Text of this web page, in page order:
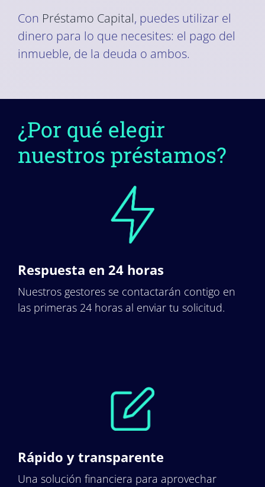
Con Préstamo Capital, puedes utilizar el
dinero para lo que necesites: el pago del
inmueble, de la deuda o ambos.
¿Por qué elegir
nuestros préstamos?
Respuesta en 24 horas
Nuestros gestores se contactarán contigo en
las primeras 24 horas al enviar tu solicitud.
Rápido y transparente
Una solución financiera para aprovechar